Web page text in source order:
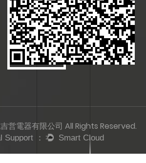
営電器有限公司 All Rights Reserved.